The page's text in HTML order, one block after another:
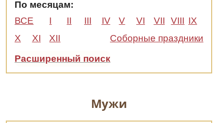
По месяцам:
ВСЕ
I II III IV V VI VII VIII IX
X
XI XII Соборные праздники
Расширенный поиск
Мужи